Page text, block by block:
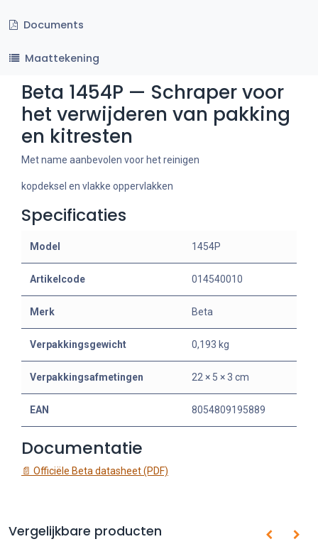
Documents
Maattekening
Beta 1454P — Schraper voor
het verwijderen van pakking
en kitresten
Met name aanbevolen voor het reinigen
kopdeksel en vlakke oppervlakken
Specificaties
Model 1454P
Artikelcode 014540010
Merk Beta
Verpakkingsgewicht 0,193 kg
Verpakkingsafmetingen 22 × 5 × 3 cm
EAN 8054809195889
Documentatie
📄 Officiële Beta datasheet (PDF)
Vergelijkbare producten